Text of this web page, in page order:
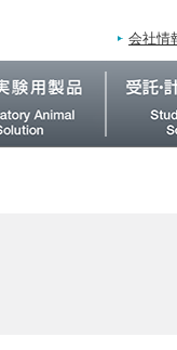
会社情